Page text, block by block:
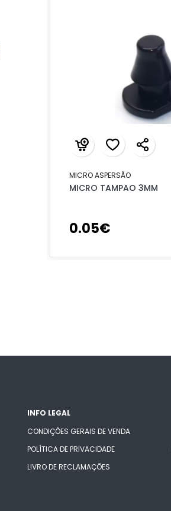
MICRO ASPERSÃO
MICRO TAMPAO 3MM
0.05€
INFO LEGAL
CONDIÇÕES GERAIS DE VENDA
POLÍTICA DE PRIVACIDADE
LIVRO DE RECLAMAÇÕES